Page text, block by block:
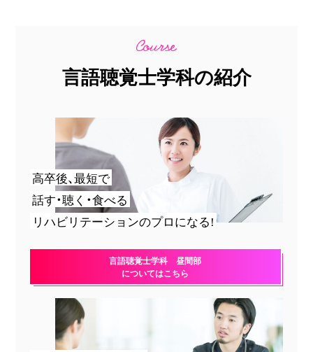
言語聴覚士学科の紹介
高卒後、最短で
話す・聴く・食べる
リハビリテーションのプロになる!
言語聴覚士学科 昼間部
についてはこちら